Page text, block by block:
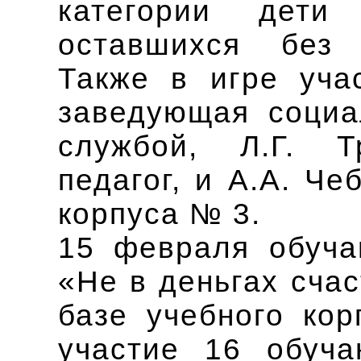
категории
оставшихся без
Также в игре
заведующая
службой, Л.Г.
педагог, и А.А.
корпуса № 3.
15 февраля
«Не в деньгах
базе учебного
участие 16